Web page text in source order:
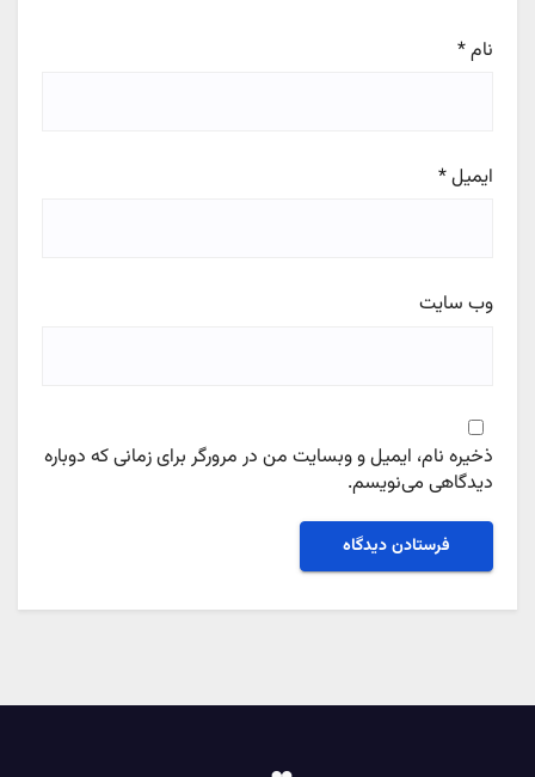
نام*
ایمیل*
وب‌ سایت
ذخیره نام، ایمیل و وبسایت من در مرورگر برای زمانی که دوباره
دیدگاهی می‌نویسم.